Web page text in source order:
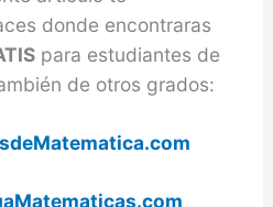
donde encontraras
para estudiantes de
de otros grados: